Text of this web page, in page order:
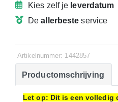
Kies zelf je leverdatum
Deallerbeste service
Artikelnummer: 1442857
Productomschrijving
Let op: Dit is een volledig